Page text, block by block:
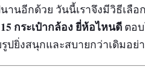
านอีกด้วย วันนี้เราจึงมีวิธีเลื
15 กระเป๋ากล้อง ยี่ห้อไหนดี ตอ
ปยิ่งสนุกและสบายกว่าเดิมอย่